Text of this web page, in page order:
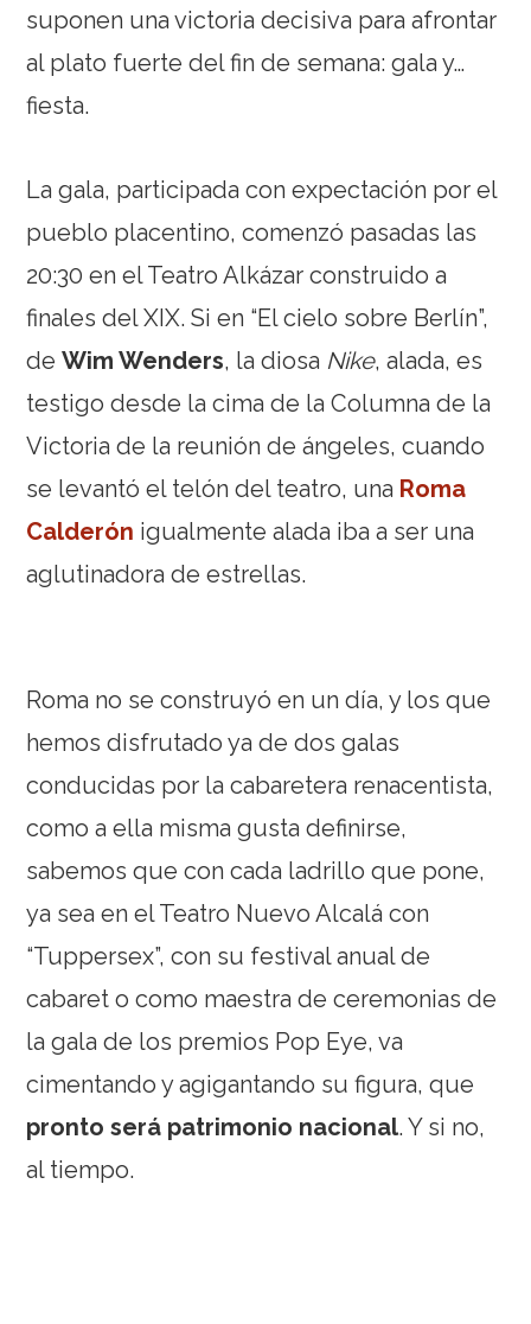
suponen una victoria decisiva para afrontar
al plato fuerte del fin de semana: gala y…
fiesta.
La gala, participada con expectación por el
pueblo placentino, comenzó pasadas las
20:30 en el Teatro Alkázar construido a
finales del XIX. Si en “El cielo sobre Berlín”,
deWim Wenders, la diosa Nike, alada, es
testigo desde la cima de la Columna de la
Victoria de la reunión de ángeles, cuando
se levantó el telón del teatro, una Roma
Calderón igualmente alada iba a ser una
aglutinadora de estrellas.
Roma no se construyó en un día, y los que
hemos disfrutado ya de dos galas
conducidas por la cabaretera renacentista,
como a ella misma gusta definirse,
sabemos que con cada ladrillo que pone,
ya sea en el Teatro Nuevo Alcalá con
“Tuppersex”, con su festival anual de
cabaret o como maestra de ceremonias de
la gala de los premios Pop Eye, va
cimentando y agigantando su figura, que
pronto será patrimonio nacional. Y si no,
al tiempo.